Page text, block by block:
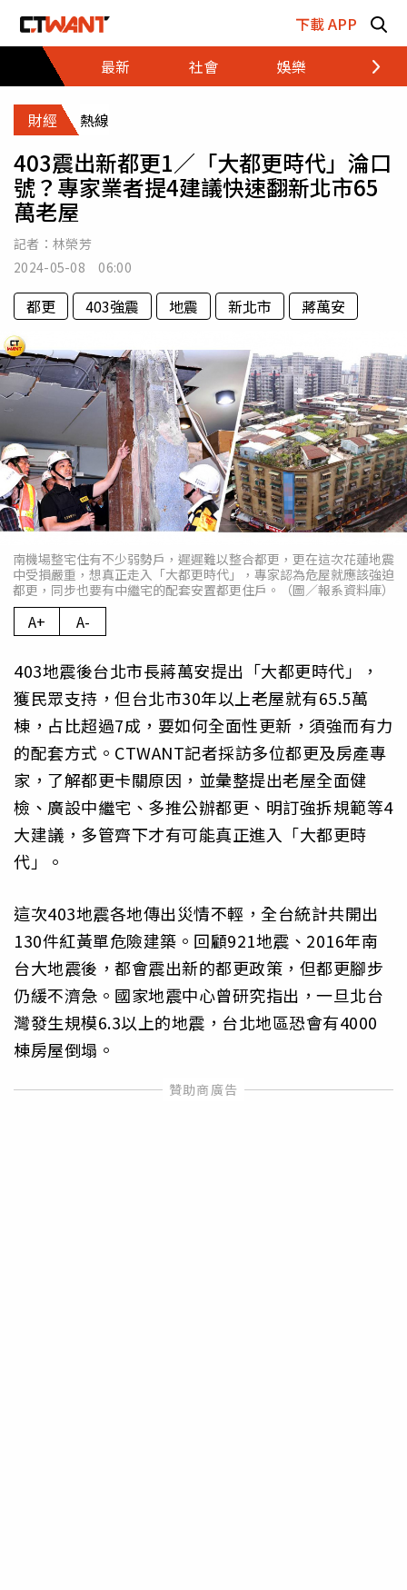
下載 APP
最新
社會 娛樂 財經
財經 熱線
403震出新都更1／「大都更時代」淪口
號？專家業者提4建議快速翻新北市65
萬老屋
記者： 林榮芳
2024-05-08 06:00
都更 403強震 地震 新北市 蔣萬安
南機場整宅住有不少弱勢戶，遲遲難以整合都更，更在這次花蓮地震
中受損嚴重，想真正走入「大都更時代」，專家認為危屋就應該強迫
都更，同步也要有中繼宅的配套安置都更住戶。（圖／報系資料庫）
A+ A-
403地震後台北市長蔣萬安提出「大都更時代」，
獲民眾支持，但台北市30年以上老屋就有65.5萬
棟，占比超過7成，要如何全面性更新，須強而有力
的配套方式。CTWANT記者採訪多位都更及房產專
家，了解都更卡關原因，並彙整提出老屋全面健
檢、廣設中繼宅、多推公辦都更、明訂強拆規範等4
大建議，多管齊下才有可能真正進入「大都更時
代」。
這次403地震各地傳出災情不輕，全台統計共開出
130件紅黃單危險建築。回顧921地震、2016年南
台大地震後，都會震出新的都更政策，但都更腳步
仍緩不濟急。國家地震中心曾研究指出，一旦北台
灣發生規模6.3以上的地震，台北地區恐會有4000
棟房屋倒塌。